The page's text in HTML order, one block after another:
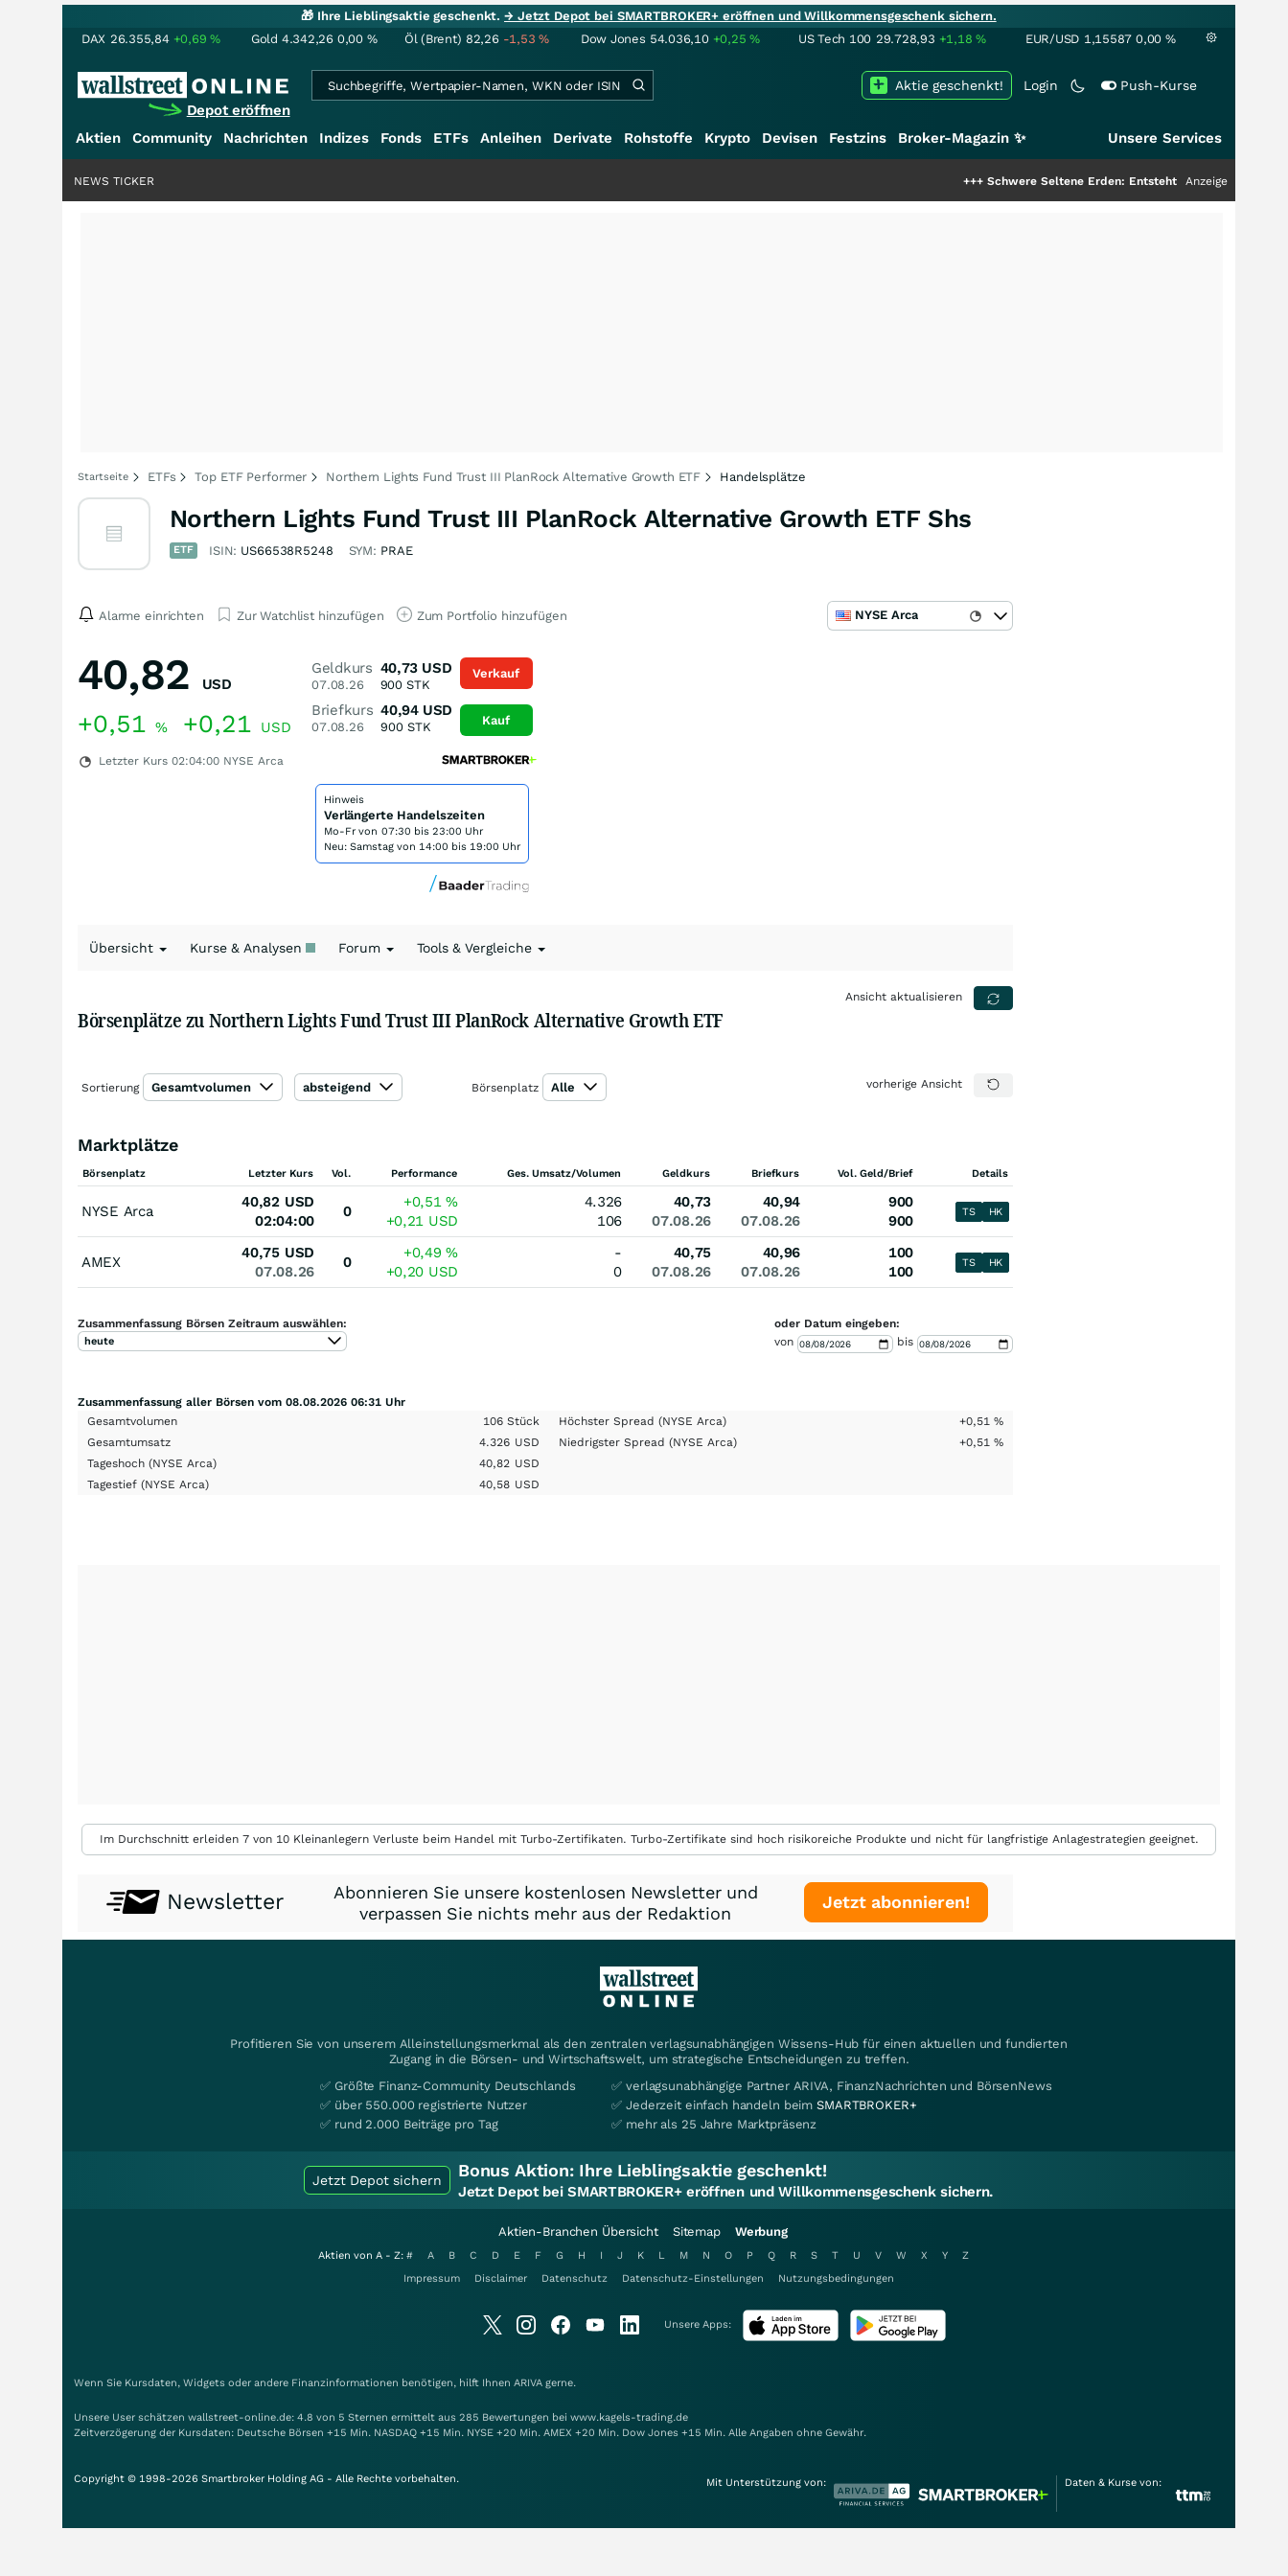
🎁 Ihre Lieblingsaktie geschenkt.→ Jetzt Depot bei SMARTBROKER+ eröffnen und Willkommensgeschenk sichern.
DAX 26.355,84 +0,69% Gold 4.342,26 0,00 % Öl (Brent) 82,26 -1,53% Dow Jones 54.036,10 +0,25% US Tech 100 29.728,93 +1,18% EUR/USD 1,15587 0,00 %
Depot eröffnen
Login Push-Kurse
Aktie geschenkt!
Aktien Community Nachrichten Indizes Fonds ETFs Anleihen Derivate Rohstoffe Krypto Devisen Festzins Broker-Magazin ✨ Unsere Services
Schwere Seltene Erden: Entsteht hier die nächste
Anzeige
NEWS TICKER
Startseite ETFs Top ETF Performer Northern Lights Fund Trust III PlanRock Alternative Growth ETF Handelsplätze
Northern Lights Fund Trust III PlanRock Alternative Growth ETF Shs
ETF ISIN: US66538R5248 SYM: PRAE
Alarme einrichten Zur Watchlist hinzufügen Zum Portfolio hinzufügen NYSE Arca
40,82 USD
+0,51 % +0,21 USD
Letzter Kurs 02:04:00 NYSE Arca
Geldkurs
07.08.26
40,73 USD
900 STK
Briefkurs
07.08.26
40,94 USD
900STK
Verkauf
Kauf
Hinweis
Verlängerte Handelszeiten
Mo-Fr von 07:30 bis 23:00 Uhr
Neu: Samstag von 14:00 bis 19:00 Uhr
Übersicht Kurse & Analysen Forum Tools & Vergleiche
Börsenplätze zu Northern Lights Fund Trust III PlanRock Alternative Growth ETF
Ansicht aktualisieren
Sortierung Gesamtvolumen absteigend Börsenplatz Alle vorherige Ansicht
Marktplätze
Börsenplatz Letzter Kurs Vol. Performance Ges. Umsatz/Volumen Geldkurs Briefkurs Vol. Geld/Brief Details
NYSE Arca
40,82 USD
02:04:00
0
+0,51%
+0,21 USD
4.326
106
40,73
07.08.26
40,94
07.08.26
900
900
TS HK
AMEX
40,75 USD
07.08.26
0
+0,49%
+0,20 USD
-
0
40,75
07.08.26
40,96
07.08.26
100
100
TS HK
Zusammenfassung Börsen Zeitraum auswählen:
heute
oder Datum eingeben:
von
bis
Zusammenfassung aller Börsen vom 08.08.2026 06:31 Uhr
Gesamtvolumen
106 Stück Höchster Spread(NYSE Arca) +0,51 %
Gesamtumsatz
4.326 USD Niedrigster Spread(NYSE Arca) +0,51 %
Tageshoch (NYSE Arca) 40,82 USD
Tagestief (NYSE Arca) 40,58 USD
Im Durchschnitt erleiden 7 von 10 Kleinanlegern Verluste beim Handel mit Turbo-Zertifikaten. Turbo-Zertifikate sind hoch risikoreiche Produkte und nicht für langfristige Anlagestrategien geeignet.
Newsletter
Abonnieren Sie unsere kostenlosen Newsletter und
verpassen Sie nichts mehr aus der Redaktion
Jetzt abonnieren!
Profitieren Sie von unserem Alleinstellungsmerkmal als den zentralen verlagsunabhängigen Wissens-Hub für einen aktuellen und fundierten
Zugang in die Börsen- und Wirtschaftswelt, um strategische Entscheidungen zu treffen.
✅ Größte Finanz-Community Deutschlands
✅ über 550.000 registrierte Nutzer
✅ rund 2.000 Beiträge pro Tag
✅ verlagsunabhängige Partner ARIVA, FinanzNachrichten und BörsenNews
✅ Jederzeit einfach handeln beimSMARTBROKER+
✅ mehr als 25 Jahre Marktpräsenz
Jetzt Depot sichern Bonus Aktion: Ihre Lieblingsaktie geschenkt!
Jetzt Depot bei SMARTBROKER+ eröffnen und Willkommensgeschenk sichern.
Aktien-Branchen Übersicht Sitemap Werbung
Aktien von A - Z: # A B C D E F G H I J K L M N O P Q R S T U V W X Y
Z
Impressum
Disclaimer Datenschutz Datenschutz-Einstellungen Nutzungsbedingungen
Unsere Apps:
Wenn Sie Kursdaten, Widgets oder andere Finanzinformationen benötigen, hilft Ihnen ARIVA gerne.
Unsere User schätzen wallstreet-online.de: 4.8 von 5 Sternen ermittelt aus 285 Bewertungen bei www.kagels-trading.de
Zeitverzögerung der Kursdaten: Deutsche Börsen +15 Min. NASDAQ +15 Min. NYSE +20 Min. AMEX +20 Min. Dow Jones +15 Min. Alle Angaben ohne Gewähr.
Copyright © 1998-2026 Smartbroker Holding AG - Alle Rechte vorbehalten. Mit Unterstützung von: Daten & Kurse von: